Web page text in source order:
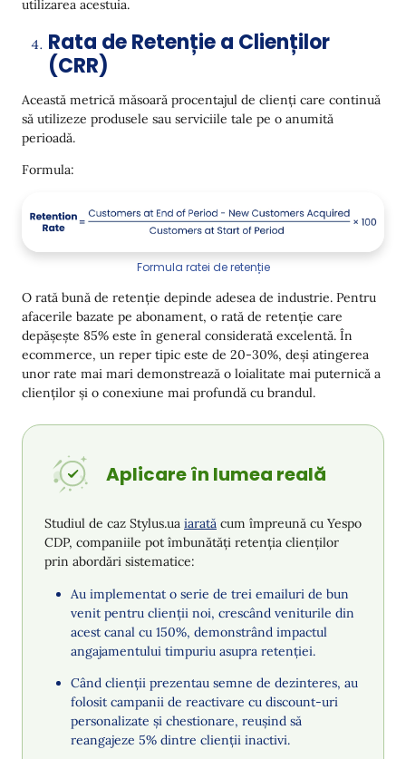
utilizarea acestuia.
Rata de Retenție a Clienților
(CRR)
Această metrică măsoară procentajul de clienți care continuă
să utilizeze produsele sau serviciile tale pe o anumită
perioadă.
Formula:
Formula ratei de retenție
O rată bună de retenție depinde adesea de industrie. Pentru
afacerile bazate pe abonament, o rată de retenție care
depășește 85% este în general considerată excelentă. În
ecommerce, un reper tipic este de 20-30%, deși atingerea
unor rate mai mari demonstrează o loialitate mai puternică a
clienților și o conexiune mai profundă cu brandul.
Aplicare în lumea reală
Studiul de caz Stylus.ua iarată cum împreună cu Yespo
CDP, companiile pot îmbunătăți retenția clienților
prin abordări sistematice:
Au implementat o serie de trei emailuri de bun
venit pentru clienții noi, crescând veniturile din
acest canal cu 150%, demonstrând impactul
angajamentului timpuriu asupra retenției.
Când clienții prezentau semne de dezinteres, au
folosit campanii de reactivare cu discount-uri
personalizate și chestionare, reușind să
reangajeze 5% dintre clienții inactivi.